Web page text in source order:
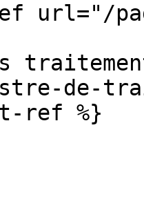
url="/
de-
ref %}